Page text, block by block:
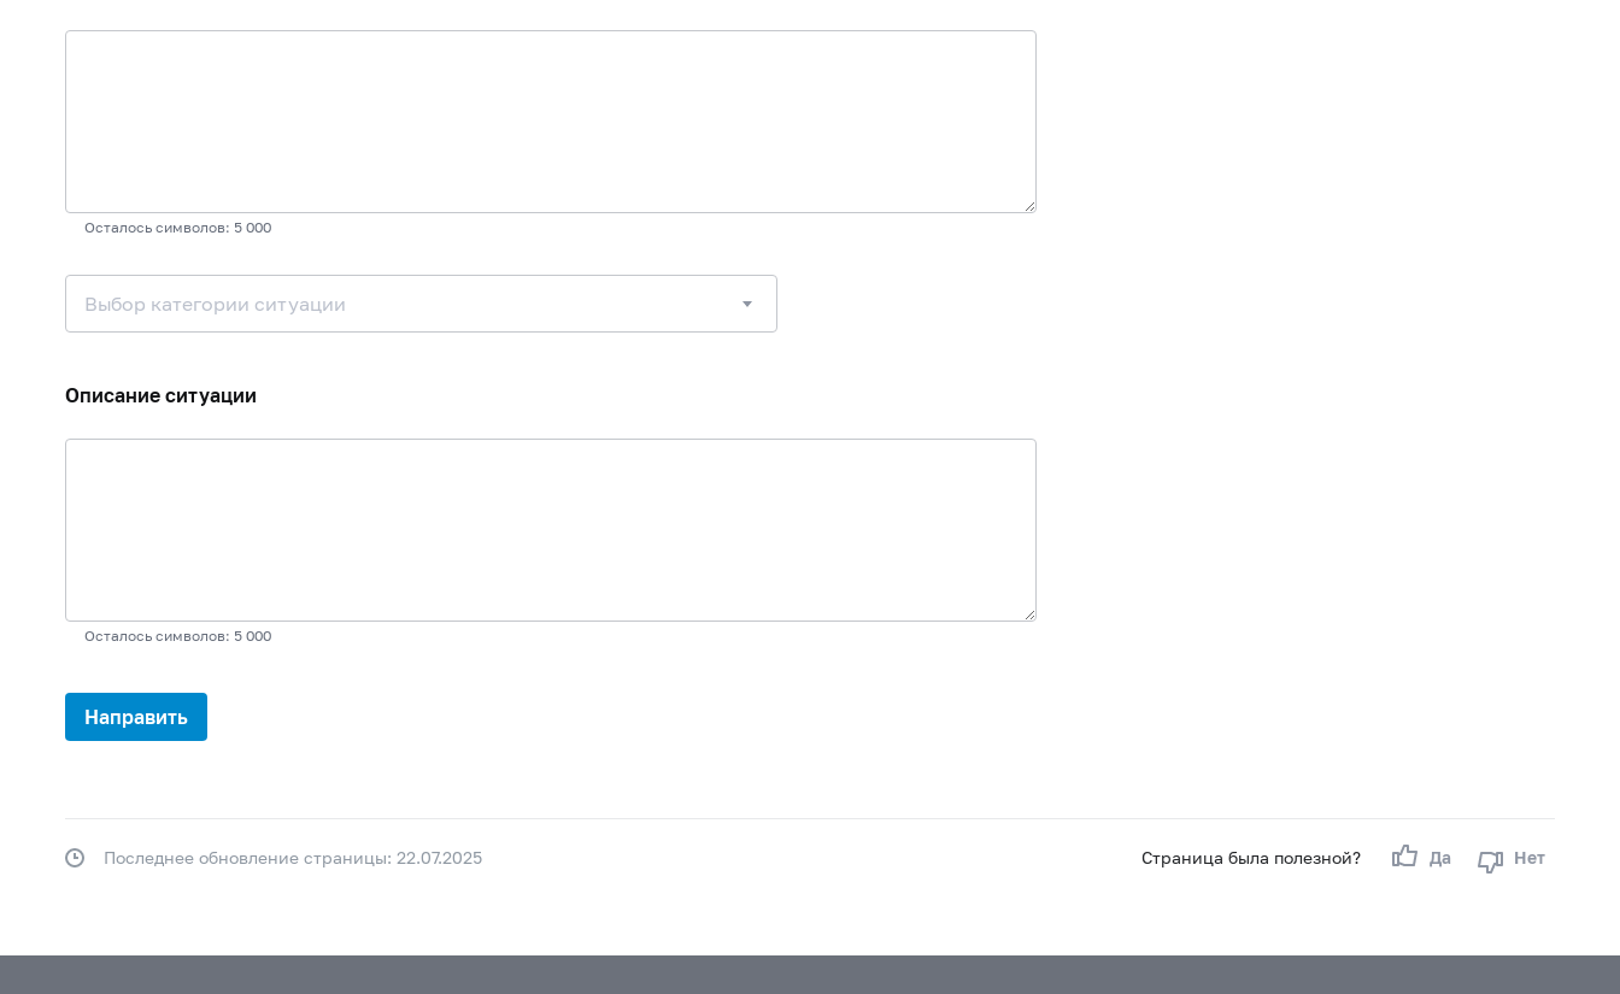
Осталось символов: 5 000
Выбор категории ситуации
Описание ситуации
Осталось символов: 5 000
Страница была полезной? Да Нет
Последнее обновление страницы: 22.07.2025